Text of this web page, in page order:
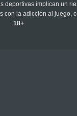
implican un
la adicción al
18+